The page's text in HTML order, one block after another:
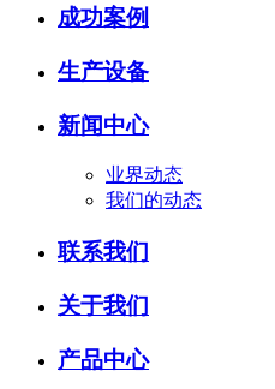
成功案例
生产设备
新闻中心
业界动态
我们的动态
联系我们
关于我们
产品中心